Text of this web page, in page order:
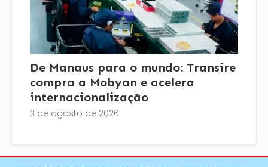
De Manaus para o mundo: Transire
compra a Mobyan e acelera
internacionalização
3 de agosto de 2026